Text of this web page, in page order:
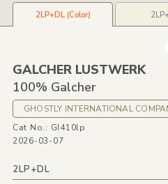
2LP+DL (Color)
GALCHER LUSTWERK
100% Galcher
GHOSTLY INTERNATIONAL
Cat No.: GI410lp
2026-03-07
2LP+DL